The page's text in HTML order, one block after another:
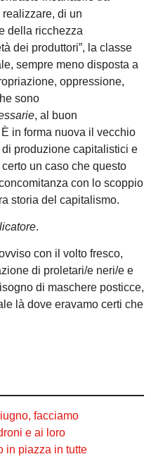
di un
della ricchezza
dei produttori”, la classe
sempre meno disposta a
oppressione,
sono
, al buon
in forma nuova il vecchio
produzione capitalistici e
un caso che questo
con lo scoppio
storia del capitalismo.
.
con il volto fresco,
di proletari/e neri/e e
di maschere posticce,
là dove eravamo certi che
facciamo
e ai loro
in piazza in tutte